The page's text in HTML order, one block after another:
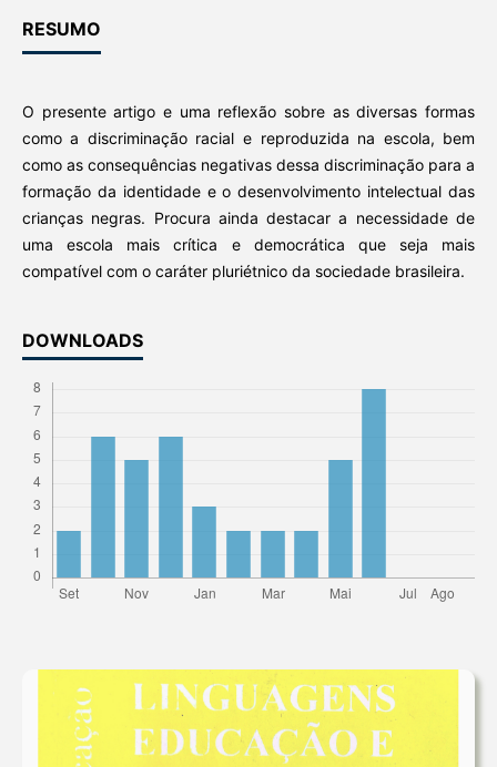
RESUMO
O presente artigo e uma reflexão sobre as diversas formas
como a discriminação racial e reproduzida na escola, bem
como as consequências negativas dessa discriminação para a
formação da identidade e o desenvolvimento intelectual das
crianças negras. Procura ainda destacar a necessidade de
uma escola mais crítica e democrática que seja mais
compatível com o caráter pluriétnico da sociedade brasileira.
DOWNLOADS